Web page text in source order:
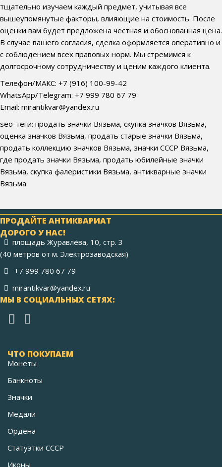
тщательно изучаем каждый предмет, учитывая все
вышеупомянутые факторы, влияющие на стоимость. После
оценки вам будет предложена честная и обоснованная цена.
В случае вашего согласия, сделка оформляется оперативно и
с соблюдением всех правовых норм. Мы стремимся к
долгосрочному сотрудничеству и ценим каждого клиента.
Телефон/МАКС: +7 (916) 100-99-42
WhatsApp/Telegram: +7 999 780 67 79
Email: mirantikvar@yandex.ru
seo-теги: продать значки Вязьма, скупка значков Вязьма,
оценка значков Вязьма, продать старые значки Вязьма,
продать коллекцию значков Вязьма, значки СССР Вязьма,
где продать значки Вязьма, продать юбилейные значки
Вязьма, скупка фалеристики Вязьма, антикварные значки
Вязьма
ПРОДАЙТЕ АНТИКВАРИАТ
ДОРОГО У НАС!
площадь Журавлёва, 10, стр. 3
(40 метров от м. Электрозаводская)
+7 999 780 67 79
mirantikvar@yandex.ru
МЫ В СОЦИАЛЬНЫХ СЕТЯХ:
ЧТО ПОКУПАЕМ
Монеты
Банкноты
Значки
Медали
Ордена
Статуэтки СССР
Иконы